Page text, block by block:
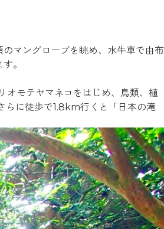
マングローブを眺め、水牛車で由布
。
オモテヤマネコをはじめ、鳥類、植
らに徒歩で1.8km行くと「日本の滝